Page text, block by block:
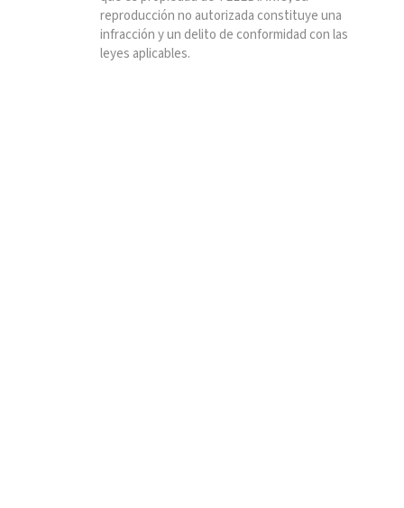
reproducción no autorizada constituye una
infracción y un delito de conformidad con las
leyes aplicables.